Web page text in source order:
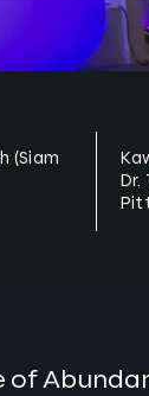
(Siam
of